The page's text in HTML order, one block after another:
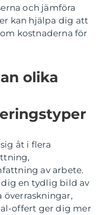
och jämföra
kan hjälpa dig att
kostnaderna för
olika
åt i flera
av arbete.
dig en tydlig bild av
överraskningar,
offert ger dig mer